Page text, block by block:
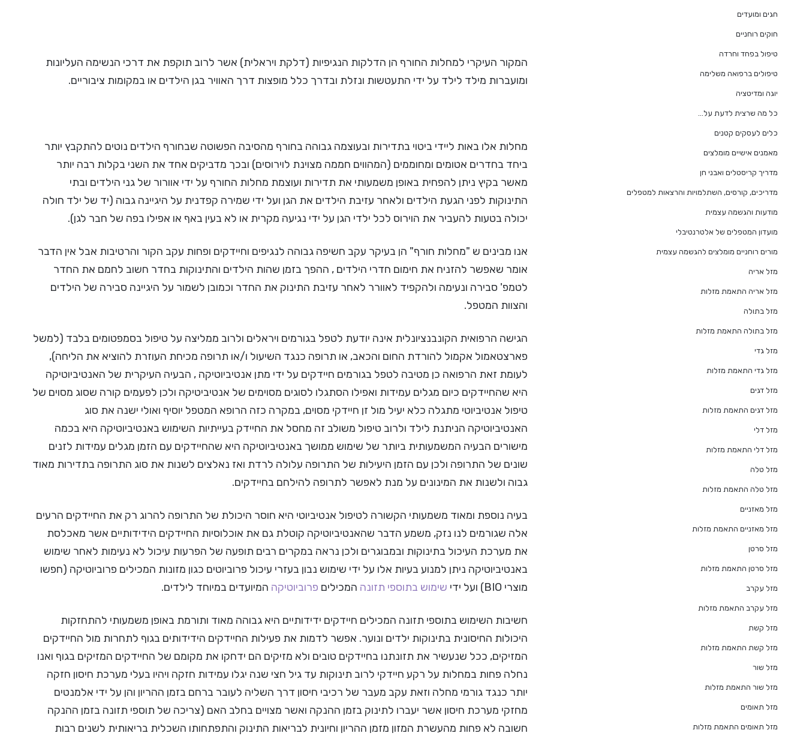
המקור העיקרי למחלות החורף הן הדלקות הנגיפיות (דלקת ויראלית) אשר לרוב תוקפת את דרכי הנשימה העליונות
ומועברות מילד לילד על ידי התעטשות ונזלת ובדרך כלל מופצות דרך האוויר בגן הילדים או במקומות ציבוריים.
מחלות אלו באות ליידי ביטוי בתדירות ובעוצמה גבוהה בחורף מהסיבה הפשוטה שבחורף הילדים נוטים להתקבץ יותר
ביחד בחדרים אטומים ומחוממים (המהווים חממה מצוינת לוירוסים) ובכך מדביקים אחד את השני בקלות רבה יותר
מאשר בקיץ ניתן להפחית באופן משמעותי את תדירות ועוצמת מחלות החורף על ידי אוורור של גני הילדים ובתי
התינוקות לפני הגעת הילדים ולאחר עזיבת הילדים את הגן ועל ידי שמירה קפדנית על היגיינה גבוה (יד של ילד חולה
יכולה בטעות להעביר את הוירוס לכל ילדי הגן על ידי נגיעה מקרית או לא בעין באף או אפילו בפה של חבר לגן).
אנו מבינים ש "מחלות חורף" הן בעיקר עקב חשיפה גבוהה לנגיפים וחיידקים ופחות עקב הקור והרטיבות אבל אין הדבר
אומר שאפשר להזניח את חימום חדרי הילדים , ההפך בזמן שהות הילדים והתינוקות בחדר חשוב לחמם את החדר
לטמפ' סבירה ונעימה ולהקפיד לאוורר לאחר עזיבת התינוק את החדר וכמובן לשמור על היגיינה סבירה של הילדים
והצוות המטפל.
הגישה הרפואית הקונבנציונלית אינה יודעת לטפל בגורמים ויראלים ולרוב ממליצה על טיפול בסמפטומים בלבד (למשל
פארצטאמול אקמול להורדת החום והכאב, או תרופה כנגד השיעול ו/או תרופה מכיחת העוזרת להוציא את הליחה),
לעומת זאת הרפואה כן מטיבה לטפל בגורמים חיידקים על ידי מתן אנטיביוטיקה , הבעיה העיקרית של האנטיביוטיקה
היא שהחיידקים כיום מגלים עמידות ואפילו הסתגלו לסוגים מסוימים של אנטיביטיקה ולכן לפעמים קורה שסוג מסוים של
טיפול אנטיביוטי מתגלה כלא יעיל מול זן חיידקי מסוים, במקרה כזה הרופא המטפל יוסיף ואולי ישנה את סוג
האנטיביוטיקה הניתנת לילד ולרוב טיפול משולב זה מחסל את החיידק בעייתיות השימוש באנטיביוטיקה היא בכמה
מישורים הבעיה המשמעותית ביותר של שימוש ממושך באנטיביוטיקה היא שהחיידקים עם הזמן מגלים עמידות לזנים
שונים של התרופה ולכן עם הזמן היעילות של התרופה עלולה לרדת ואז נאלצים לשנות את סוג התרופה בתדירות מאוד
גבוה ולשנות את המינונים על מנת לאפשר לתרופה להילחם בחיידקים.
בעיה נוספת ומאוד משמעותי הקשורה לטיפול אנטיביוטי היא חוסר היכולת של התרופה להרוג רק את החיידקים הרעים
אלה שגורמים לנו נזק, משמע הדבר שהאנטיביוטיקה קוטלת גם את אוכלוסיות החיידקים הידידותיים אשר מאכלסת
את מערכת העיכול בתינוקות ובמבוגרים ולכן נראה במקרים רבים תופעה של הפרעות עיכול לא נעימות לאחר שימוש
באנטיביוטיקה ניתן למנוע בעיות אלו על ידי שימוש נבון בעזרי עיכול פרוביוטים כגון מזונות המכילים פרוביוטיקה (חפשו
מוצרי BIO) ועל ידי
שימוש בתוספי תזונה המכילים פרוביוטיקה המיועדים במיוחד לילדים.
חשיבות השימוש בתוספי תזונה המכילים חיידקים ידידותיים היא גבוהה מאוד ותורמת באופן משמעותי להתחזקות
היכולות החיסונית בתינוקות ילדים ונוער. אפשר לדמות את פעילות החיידקים הידידותים בגוף לתחרות מול החיידקים
המזיקים, ככל שנעשיר את תזונתנו בחיידקים טובים ולא מזיקים הם ידחקו את מקומם של החיידקים המזיקים בגוף ואנו
נחלה פחות במחלות על רקע חיידקי לרוב תינוקות עד גיל חצי שנה יגלו עמידות חזקה ויהיו בעלי מערכת חיסון חזקה
יותר כנגד גורמי מחלה וזאת עקב מעבר של רכיבי חיסון דרך השליה לעובר ברחם בזמן ההריון והן על ידי אלמנטים
מחזקי מערכת חיסון אשר יעברו לתינוק בזמן ההנקה ואשר מצויים בחלב האם (צריכה של תוספי תזונה בזמן ההנקה
חשובה לא פחות מהעשרת המזון מזמן ההריון וחיונית לבריאות התינוק והתפתחותו השכלית בריאותית לשנים רבות
חגים ומועדים
חוקים רוחניים
טיפול בפחד וחרדה
טיפולים ברפואה משלימה
יוגה ומדיטציה
כל מה שרצית לדעת על…
כלים לעסקים קטנים
מאמנים אישיים מומלצים
מדריך קריסטלים ואבני חן
מדריכים, קורסים, השתלמויות והרצאות למטפלים
מודעות והגשמה עצמית
מועדון המטפלים של אלטרנטיבלי
מורים רוחניים מומלצים להגשמה עצמית
מזל אריה
מזל אריה התאמת מזלות
מזל בתולה
מזל בתולה התאמת מזלות
מזל גדי
מזל גדי התאמת מזלות
מזל דגים
מזל דגים התאמת מזלות
מזל דלי
מזל דלי התאמת מזלות
מזל טלה
מזל טלה התאמת מזלות
מזל מאזניים
מזל מאזניים התאמת מזלות
מזל סרטן
מזל סרטן התאמת מזלות
מזל עקרב
מזל עקרב התאמת מזלות
מזל קשת
מזל קשת התאמת מזלות
מזל שור
מזל שור התאמת מזלות
מזל תאומים
מזל תאומים התאמת מזלות